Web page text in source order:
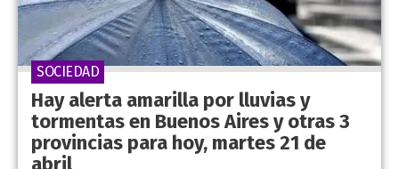
Hay alerta amarilla por lluvias y
tormentas en Buenos Aires y otras 3
provincias para hoy, martes 21 de
SOCIEDAD